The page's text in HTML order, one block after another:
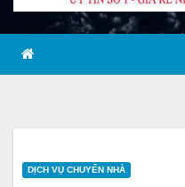
DỊCH VỤ CHUYỂN NHÀ